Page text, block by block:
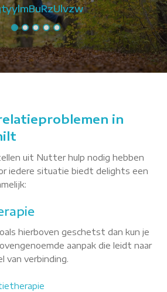
in
uit Nutter hulp nodig hebben
iedere situatie biedt delights een
hierboven geschetst dan kun je
aanpak die leidt naar
van verbinding.